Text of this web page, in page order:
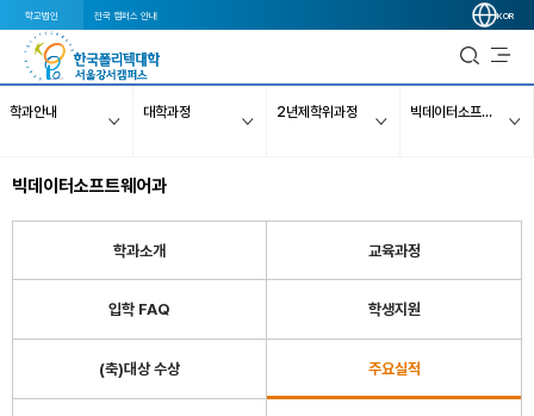
학교법인 전국 캠퍼스 안내 KOR
학과안내 대학과정 2년제학위과정 빅데이터소프트웨어과
빅데이터소프트웨어과
학과소개 교육과정
입학 FAQ 학생지원
(축)대상 수상 주요실적